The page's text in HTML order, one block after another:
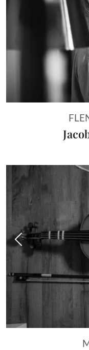
Vorheriges Bild